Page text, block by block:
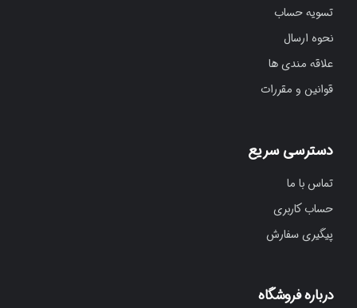
تسویه حساب
نحوه ارسال
علاقه مندی ها
قوانین و مقررات
دسترسی سریع
تماس با ما
حساب کاربری
پیگیری سفارش
درباره فروشگاه